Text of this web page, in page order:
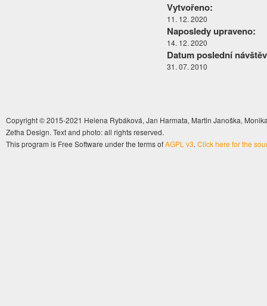
Vytvořeno:
11. 12. 2020
Naposledy upraveno:
14. 12. 2020
Datum poslední
31. 07. 2010
Copyright © 2015-2021 Helena Rybáková, Jan Harmata, Martin Janoška,
Zetha Design. Text and photo: all rights reserved.
This program is Free Software under the terms ofAGPL v3. Click here for the